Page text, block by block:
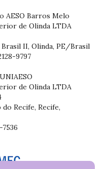
AESO Barros Melo
de Olinda LTDA
Brasil II, Olinda, PE/Brasil
9797
de Olinda LTDA
do Recife, Recife,